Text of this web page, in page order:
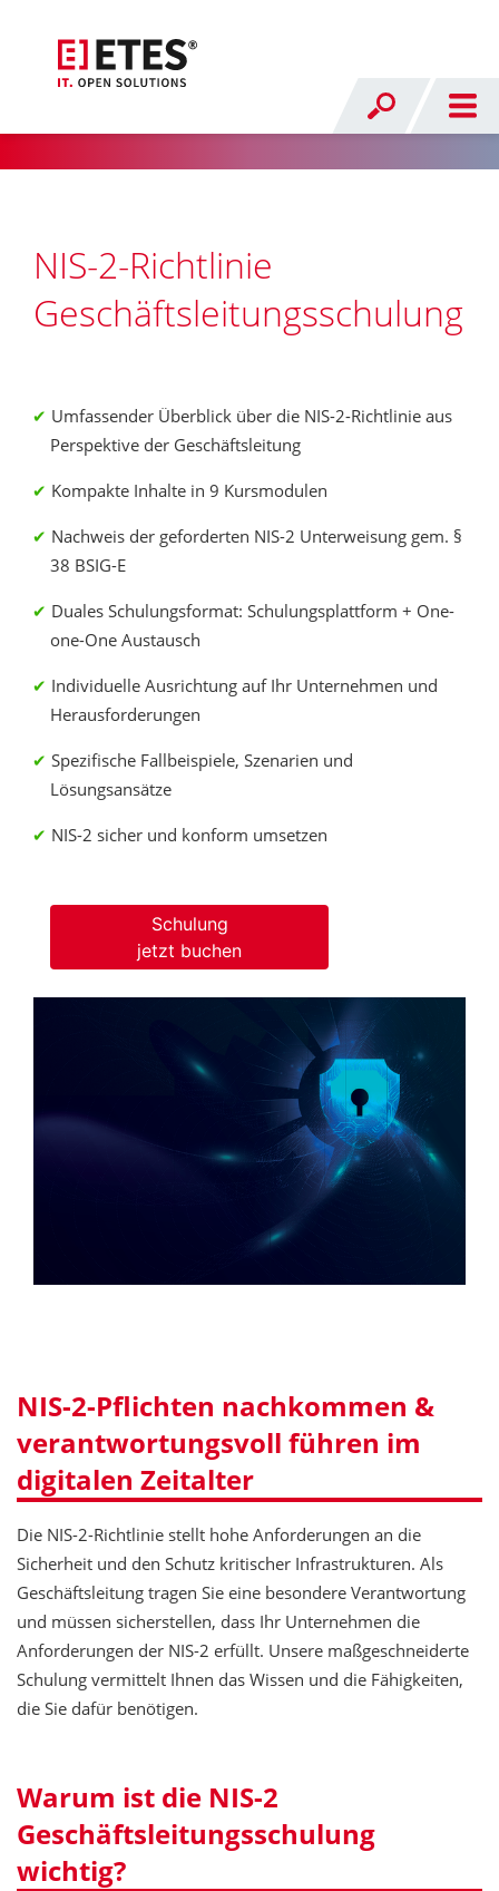
NIS-2-Richtlinie
Geschäftsleitungsschulung
Umfassender Überblick über die NIS-2-Richtlinie aus
Perspektive der Geschäftsleitung
Kompakte Inhalte in 9 Kursmodulen
Nachweis der geforderten NIS-2 Unterweisung gem. §
38 BSIG-E
Duales Schulungsformat: Schulungsplattform + One-
one-One Austausch
Individuelle Ausrichtung auf Ihr Unternehmen und
Herausforderungen
Spezifische Fallbeispiele, Szenarien und
Lösungsansätze
NIS-2 sicher und konform umsetzen
Schulung
jetzt buchen
NIS-2-Pflichten nachkommen &
verantwortungsvoll führen im
digitalen Zeitalter
Die NIS-2-Richtlinie stellt hohe Anforderungen an die
Sicherheit und den Schutz kritischer Infrastrukturen. Als
Geschäftsleitung tragen Sie eine besondere Verantwortung
und müssen sicherstellen, dass Ihr Unternehmen die
Anforderungen der NIS-2 erfüllt. Unsere maßgeschneiderte
Schulung vermittelt Ihnen das Wissen und die Fähigkeiten,
die Sie dafür benötigen.
Warum ist die NIS-2
Geschäftsleitungsschulung
wichtig?